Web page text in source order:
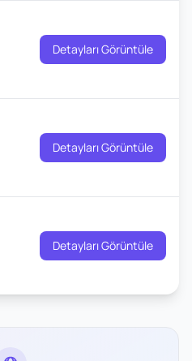
Detayları Görüntüle
Detayları Görüntüle
Detayları Görüntüle